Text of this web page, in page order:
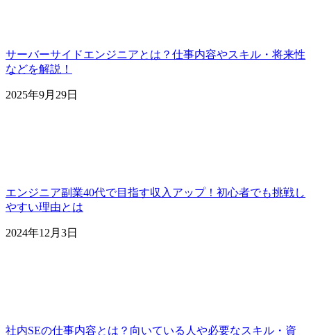
サーバーサイドエンジニアとは？仕事内容やスキル・将来性
などを解説！
2025年9月29日
エンジニア副業40代で目指す収入アップ！初心者でも挑戦し
やすい理由とは
2024年12月3日
社内SEの仕事内容とは？向いている人や必要なスキル・資